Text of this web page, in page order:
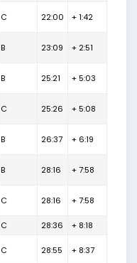
C 22:00 + 1:42
B 23:09 + 2:51
B 25:21 + 5:03
C 25:26 + 5:08
B 26:37 + 6:19
B 28:16 + 7:58
C 28:16 + 7:58
C 28:36 + 8:18
C 28:55 + 8:37